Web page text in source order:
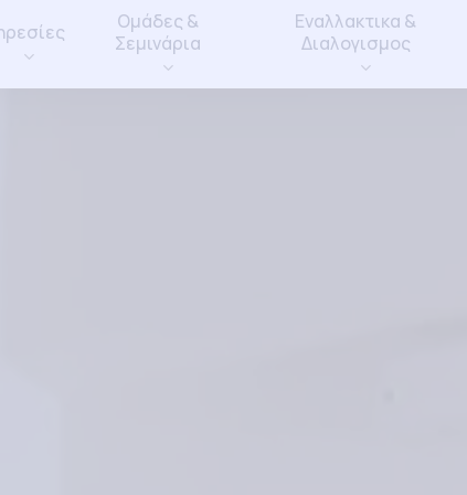
Ομάδες &
Σεμινάρια
Εναλλακτικα &
Διαλογισμος